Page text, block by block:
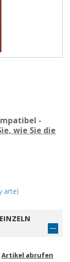
-
wie Sie die
arte)
Artikel abrufen